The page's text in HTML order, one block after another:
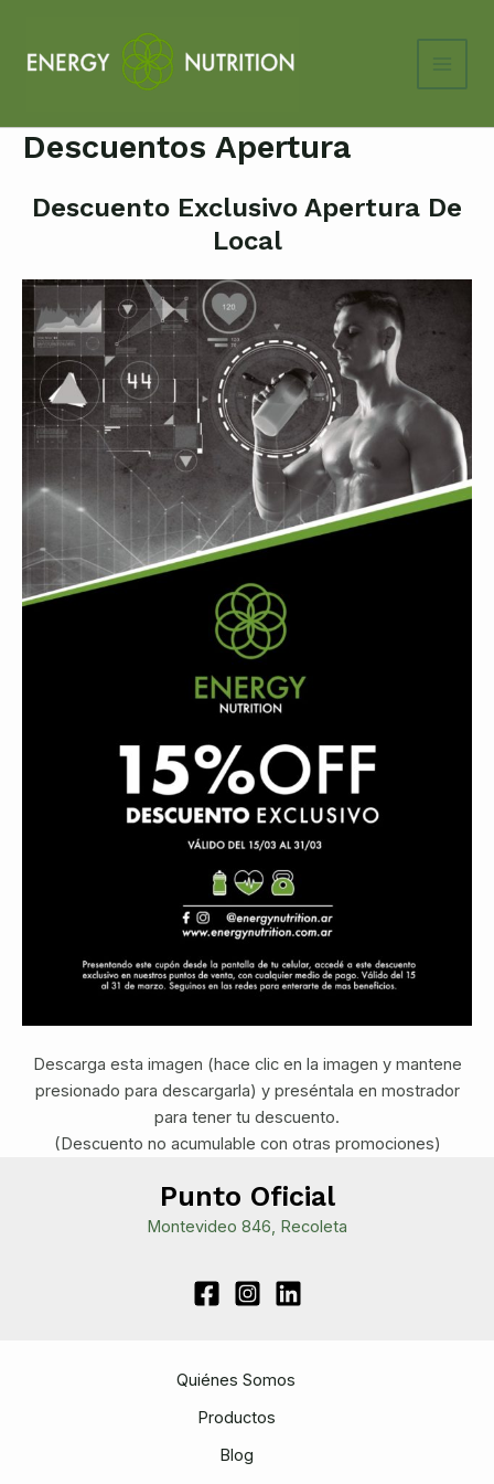
contenido
Main
Descuentos Apertura
Descuento Exclusivo Apertura De
Local
Descarga esta imagen (hace clic en la imagen y mantene
presionado para descargarla) y preséntala en mostrador
para tener tu descuento.
(Descuento no acumulable con otras promociones)
Punto Oficial
Montevideo 846, Recoleta
Quiénes Somos
Productos
Blog